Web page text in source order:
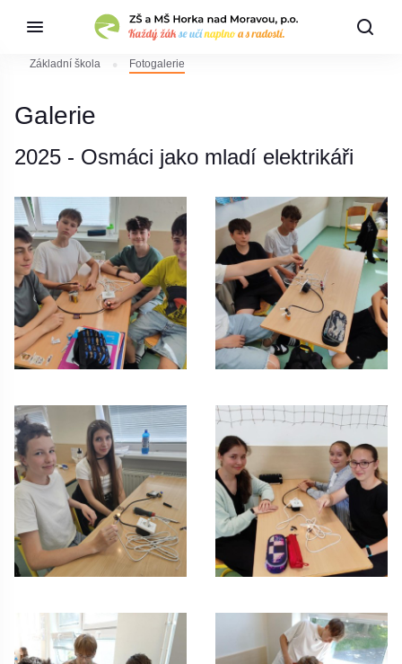
Základní škola Fotogalerie
Galerie
2025 - Osmáci jako mladí elektrikáři